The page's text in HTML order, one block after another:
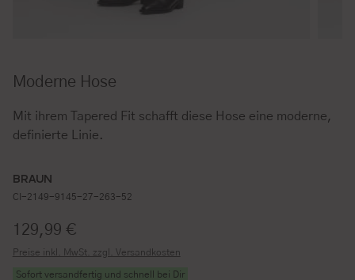
Moderne Hose
Mit ihrem Tapered Fit schafft diese Hose eine moderne,
definierte Linie.
BRAUN
CI-2149-9145-27-263-52
Regulärer Preis:
129,99 €
Preise inkl. MwSt. zzgl. Versandkosten
Sofort versandfertig und schnell bei Dir